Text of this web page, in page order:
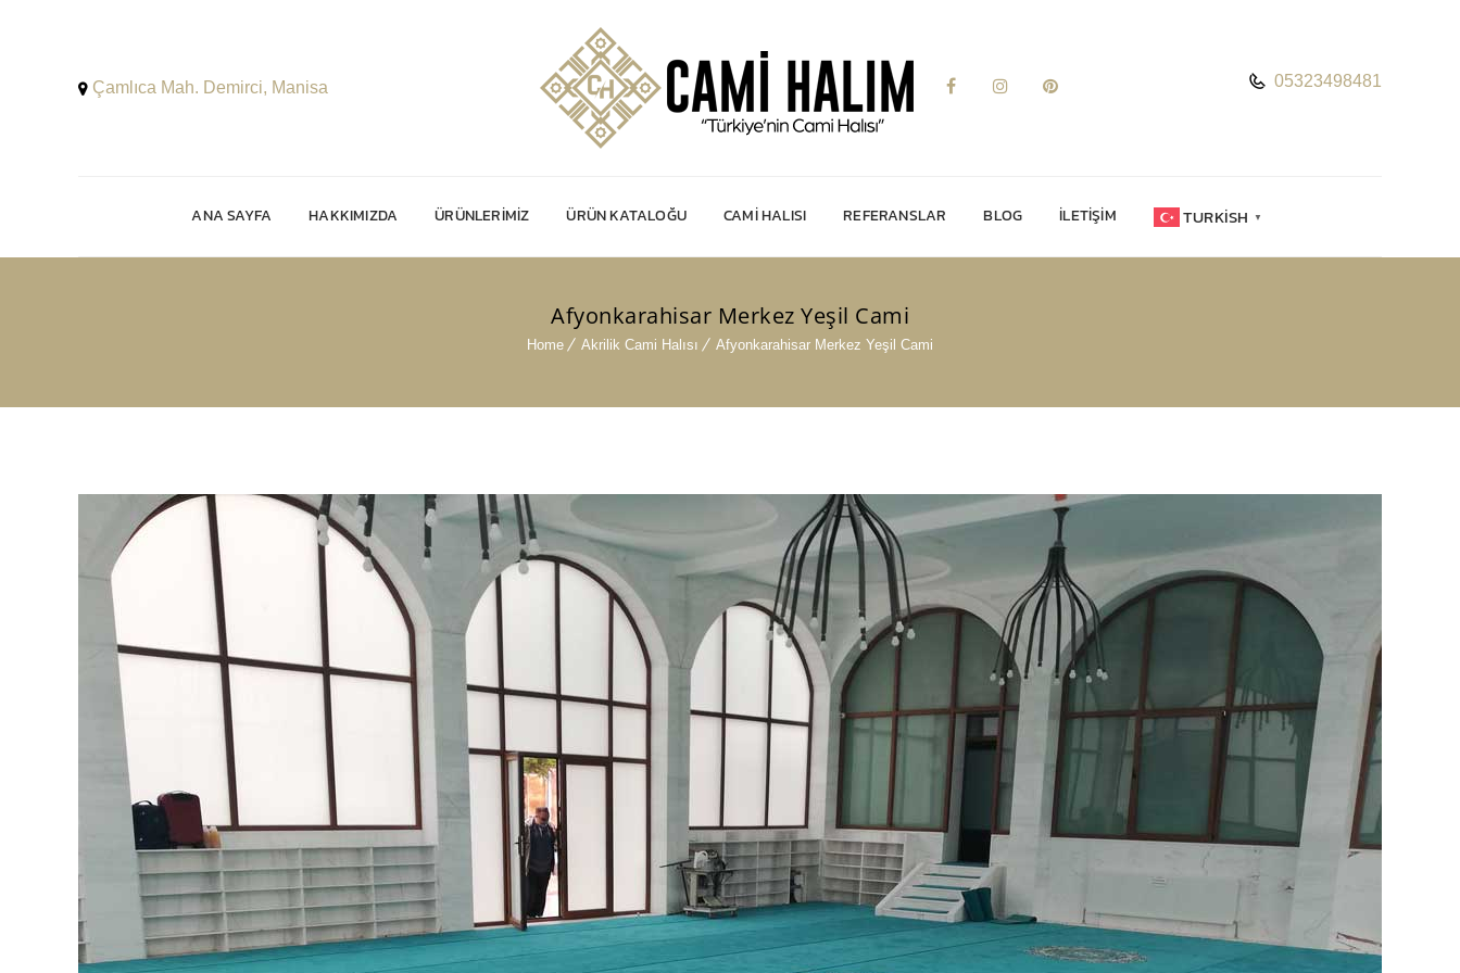
Çamlıca Mah. Demirci, Manisa 05323498481
ANA SAYFA HAKKIMIZDA ÜRÜNLERIMIZ ÜRÜN KATALOĞU CAMI HALISI REFERANSLAR BLOG İLETIŞIM TURKISH ▼
Afyonkarahisar Merkez Yeşil Cami
Home Akrilik Cami Halısı Afyonkarahisar Merkez Yeşil Cami